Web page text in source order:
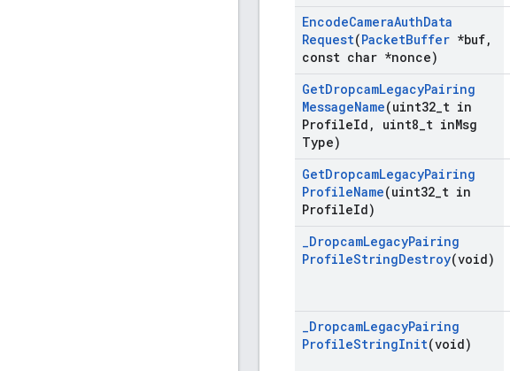
EncodeCameraAuthData
Request(PacketBuffer *buf,
const char *nonce)
GetDropcamLegacyPairing
MessageName(uint32 t in
ProfileId , uint8 t inMsg
Type)
GetDropcamLegacyPairing
ProfileName(uint32 t in
ProfileId)
_DropcamLegacyPairing
ProfileStringDestroy(void)
_DropcamLegacyPairing
ProfileStringInit(void)